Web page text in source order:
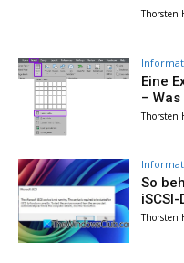
Thorsten
Eine
–
Thorsten
So
Thorsten